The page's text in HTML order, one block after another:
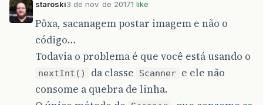
staroski3 de nov. de 20171 like
Pôxa, sacanagem postar imagem e não o
código…
Todavia o problema é que você está usando o
nextInt() da classe Scanner e ele não
consome a quebra de linha.